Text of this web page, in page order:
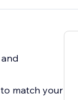
match your